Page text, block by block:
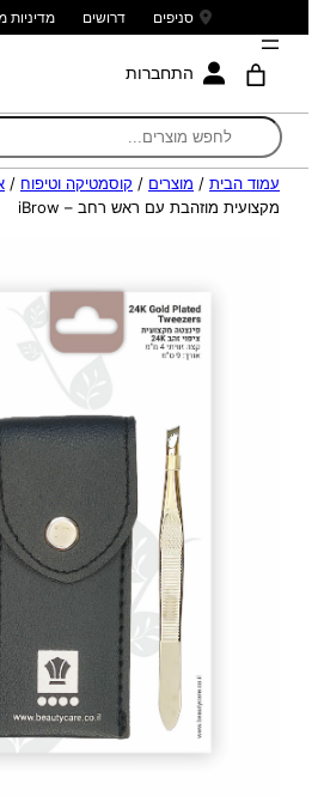
סניפים דרושים מדיניות
התחברות
עמוד הבית / מוצרים / קוסמטיקה וטיפוח /
מקצועית מוזהבת עם ראש רחב – iBrow